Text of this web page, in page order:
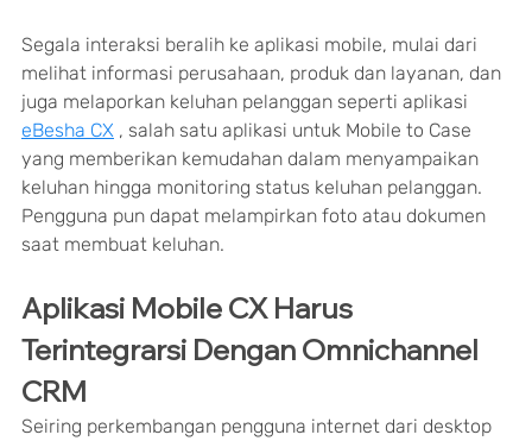
Segala interaksi beralih ke aplikasi mobile, mulai dari
melihat informasi perusahaan, produk dan layanan, dan
juga melaporkan keluhan pelanggan seperti aplikasi
eBesha CX , salah satu aplikasi untuk Mobile to Case
yang memberikan kemudahan dalam menyampaikan
keluhan hingga monitoring status keluhan pelanggan.
Pengguna pun dapat melampirkan foto atau dokumen
saat membuat keluhan.
Aplikasi Mobile CX Harus
Terintegrarsi Dengan Omnichannel
CRM
Seiring perkembangan pengguna internet dari desktop